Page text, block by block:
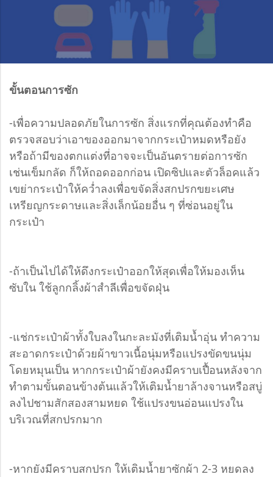
ขั้นตอนการซัก
-เพื่อความปลอดภัยในการซัก สิ่งแรกที่คุณต้องทำคือ
ตรวจสอบว่าเอาของออกมาจากกระเป๋าหมดหรือยัง
หรือถ้ามีของตกแต่งที่อาจจะเป็นอันตรายต่อการซัก
เช่นเข็มกลัด ก็ให้ถอดออกก่อน เปิดซิปและตัวล็อคแล้ว
เขย่ากระเป๋าให้คว่ำลงเพื่อขจัดสิ่งสกปรกขยะเศษ
เหรียญกระดาษและสิ่งเล็กน้อยอื่น ๆ ที่ซ่อนอยู่ใน
กระเป๋า
-ถ้าเป็นไปได้ให้ดึงกระเป๋าออกให้สุดเพื่อให้มองเห็น
ซับใน ใช้ลูกกลิ้งผ้าสำลีเพื่อขจัดฝุ่น
-แช่กระเป๋าผ้าทั้งใบลงในกะละมังที่เติมน้ำอุ่น ทำความ
สะอาดกระเป๋าด้วยผ้าขาวเนื้อนุ่มหรือแปรงขัดขนนุ่ม
โดยหมุนเป็น หากกระเป๋าผ้ายังคงมีคราบเปื้อนหลังจาก
ทำตามขั้นตอนข้างต้นแล้วให้เติมน้ำยาล้างจานหรือสบู่
ลงไปชามสักสองสามหยด ใช้แปรงขนอ่อนแปรงใน
บริเวณที่สกปรกมาก
-หากยังมีคราบสกปรก ให้เติมน้ำยาซักผ้า 2-3 หยดลง